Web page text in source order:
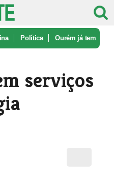
Política Ourém já tem
serviços